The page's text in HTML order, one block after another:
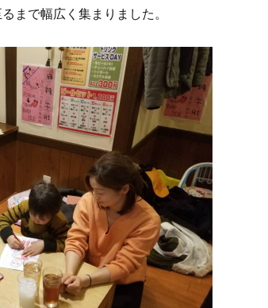
まで幅広く集まりました。